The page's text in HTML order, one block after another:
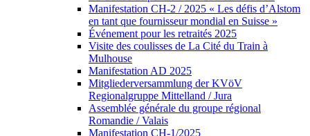
Manifestation CH-2 / 2025 « Les défis d’Alstom
en tant que fournisseur mondial en Suisse »
Événement pour les retraités 2025
Visite des coulisses de La Cité du Train à
Mulhouse
Manifestation AD 2025
Mitgliederversammlung der KVöV
Regionalgruppe Mittelland / Jura
Assemblée générale du groupe régional
Romandie / Valais
Manifestation CH-1/2025